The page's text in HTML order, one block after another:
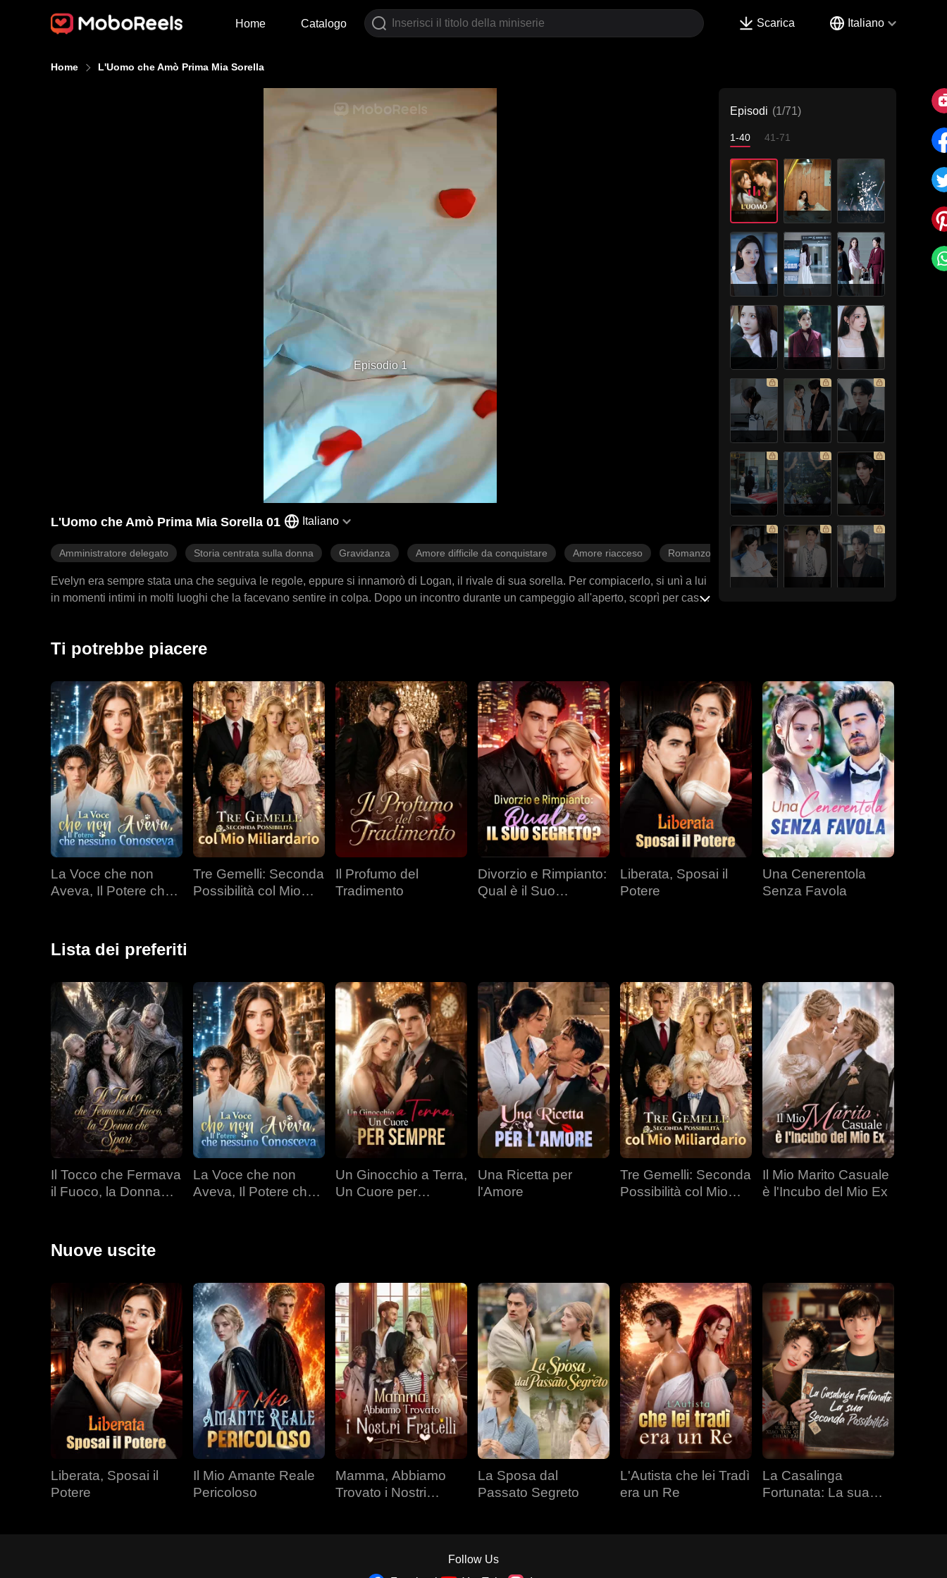
Home Catalogo Scarica Italiano
Home L'Uomo che Amò Prima Mia Sorella
Episodio 1
L'Uomo che Amò Prima Mia Sorella 01 Italiano
Amministratore delegato Storia centrata sulla donna Gravidanza Amore difficile da conquistare Amore riacceso Romanzo sentimentale moderno
Evelyn era sempre stata una che seguiva le regole, eppure si innamorò di Logan, il rivale di sua sorella. Per compiacerlo, si unì a lui
in momenti intimi in molti luoghi che la facevano sentire in colpa. Dopo un incontro durante un campeggio all'aperto, scoprì per caso
Episodi (1/71)
1-40 41-71
Ti potrebbe piacere
La Voce che non
Aveva, Il Potere che
Tre Gemelli: Seconda
Possibilità col Mio
Il Profumo del
Tradimento
Divorzio e Rimpianto:
Qual è il Suo
Liberata, Sposai il
Potere
Una Cenerentola
Senza Favola
Lista dei preferiti
Il Tocco che Fermava
il Fuoco, la Donna
La Voce che non
Aveva, Il Potere che
Un Ginocchio a Terra,
Un Cuore per
Una Ricetta per
l'Amore
Tre Gemelli: Seconda
Possibilità col Mio
Il Mio Marito Casuale
è l'Incubo del Mio Ex
Nuove uscite
Liberata, Sposai il
Potere
Il Mio Amante Reale
Pericoloso
Mamma, Abbiamo
Trovato i Nostri
La Sposa dal
Passato Segreto
L'Autista che lei Tradì
era un Re
La Casalinga
Fortunata: La sua
Follow Us